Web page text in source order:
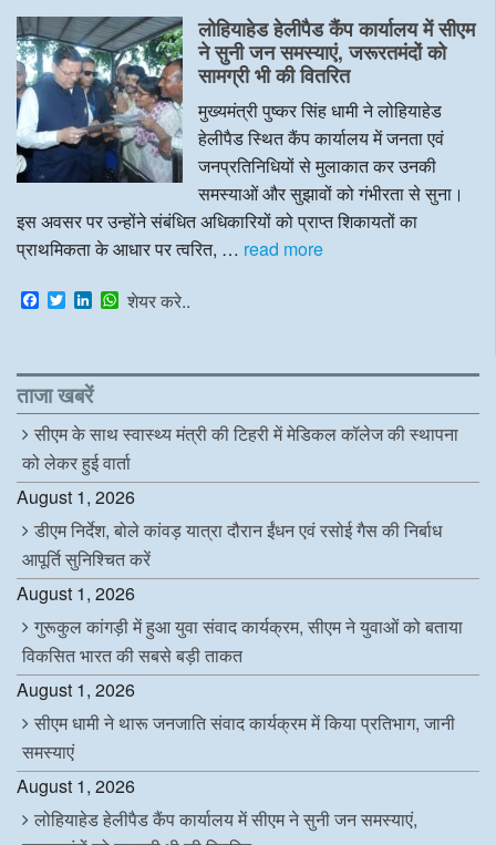
e
b
o
o
k
t
t
e
r
k
e
d
I
n
t
s
A
p
p
लोहियाहेड हेलीपैड कैंप कार्यालय में सीएम
ने सुनी जन समस्याएं, जरूरतमंदों को
सामग्री भी की वितरित
मुख्यमंत्री पुष्कर सिंह धामी ने लोहियाहेड
हेलीपैड स्थित कैंप कार्यालय में जनता एवं
जनप्रतिनिधियों से मुलाकात कर उनकी
समस्याओं और सुझावों को गंभीरता से सुना।
इस अवसर पर उन्होंने संबंधित अधिकारियों को प्राप्त शिकायतों का
प्राथमिकता के आधार पर त्वरित, … read more
F
a
b
o
o
k
T
w
t
e
r
L
e
d
I
n
W
s
p
शेयर करे..
ताजा खबरें
सीएम के साथ स्वास्थ्य मंत्री की टिहरी में मेडिकल कॉलेज की स्थापना
को लेकर हुई वार्ता
August 1, 2026
डीएम निर्देश, बोले कांवड़ यात्रा दौरान ईंधन एवं रसोई गैस की निर्बाध
आपूर्ति सुनिश्चित करें
August 1, 2026
गुरूकुल कांगड़ी में हुआ युवा संवाद कार्यक्रम, सीएम ने युवाओं को बताया
विकसित भारत की सबसे बड़ी ताकत
August 1, 2026
सीएम धामी ने थारू जनजाति संवाद कार्यक्रम में किया प्रतिभाग, जानी
समस्याएं
August 1, 2026
लोहियाहेड हेलीपैड कैंप कार्यालय में सीएम ने सुनी जन समस्याएं,